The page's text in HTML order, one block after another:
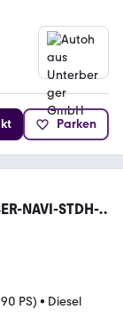
Parken
NAVI-STDH-
PS) • Diesel